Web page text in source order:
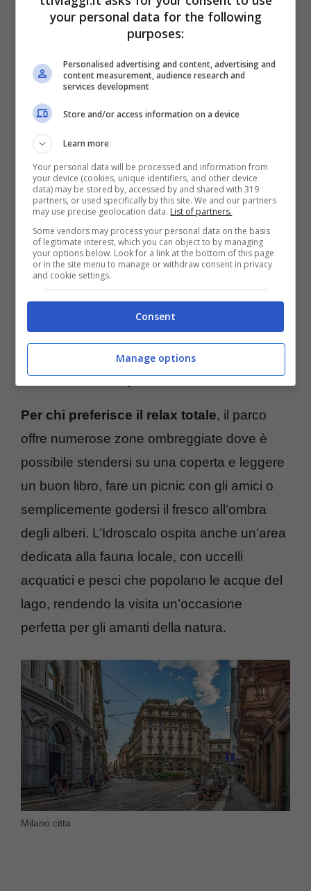
L’Idroscalo è anche il paradiso degli sportivi.
Qui, è possibile praticare una vasta gamma
di attività acquatiche come nuoto,canoa,
kayak, paddleboard e vela.Inoltre, sono
presenti campi da beach volley, da calcio e
da basket, percorsi per il jogging e piste
ciclabili che circondano il lago. Per i più
piccoli, ci sono parchi giochi attrezzati e aree
dedicate dove possono divertirsi in tutta
Relax e natura a portata di mano
Per chi preferisce il relax totale, il parco
offre numerose zone ombreggiate dove è
possibile stendersi su una coperta e leggere
un buon libro, fare un picnic con gli amici o
semplicemente godersi il fresco all’ombra
degli alberi. L’Idroscalo ospita anche un’area
dedicata alla fauna locale, con uccelli
acquatici e pesci che popolano le acque del
lago, rendendo la visita un’occasione
perfetta per gli amanti della natura.
Milano citta
your personal data for the following
purposes:
Personalised advertising and content, advertising and
content measurement, audience research and
services development
Store and/or access information on a device
Learn more
Your personal data will be processed and information from
your device (cookies, unique identifiers, and other device
data) may be stored by, accessed by and shared with 319
partners, or used specifically by this site. We and our partners
may use precise geolocation data. List of partners.
Some vendors may process your personal data on the basis
of legitimate interest, which you can object to by managing
your options below. Look for a link at the bottom of this page
or in the site menu to manage or withdraw consent in privacy
and cookie settings.
Consent
Manage options